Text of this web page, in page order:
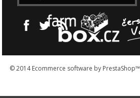
© 2014Ecommerce software by PrestaShop™